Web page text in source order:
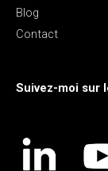
Blog
Contact
Suivez-moi sur